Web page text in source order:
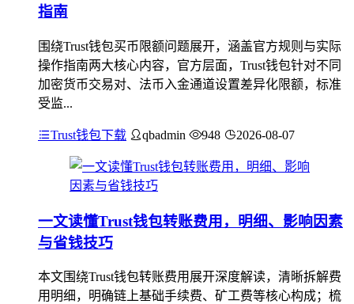
指南
围绕Trust钱包买币限额问题展开，涵盖官方规则与实际
操作指南两大核心内容，官方层面，Trust钱包针对不同
加密货币交易对、法币入金通道设置差异化限额，标准
受监...
Trust钱包下载 qbadmin 948 2026-08-07
一文读懂Trust钱包转账费用，明细、影响因素
与省钱技巧
本文围绕Trust钱包转账费用展开深度解读，清晰拆解费
用明细，明确链上基础手续费、矿工费等核心构成；梳